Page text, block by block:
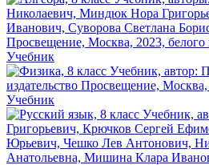
Учебник
Учебник